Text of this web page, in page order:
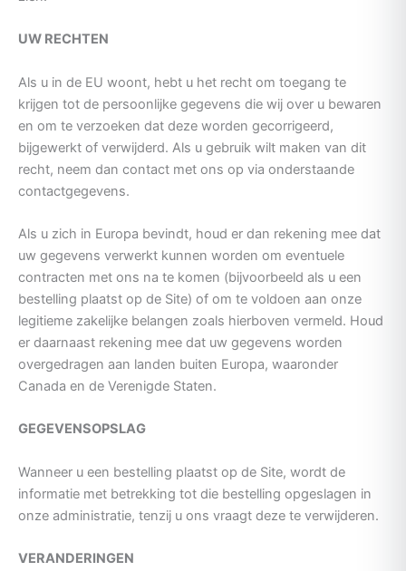
UW RECHTEN
Als u in de EU woont, hebt u het recht om toegang te
krijgen tot de persoonlijke gegevens die wij over u bewaren
en om te verzoeken dat deze worden gecorrigeerd,
bijgewerkt of verwijderd. Als u gebruik wilt maken van dit
recht, neem dan contact met ons op via onderstaande
contactgegevens.
Als u zich in Europa bevindt, houd er dan rekening mee dat
uw gegevens verwerkt kunnen worden om eventuele
contracten met ons na te komen (bijvoorbeeld als u een
bestelling plaatst op de Site) of om te voldoen aan onze
legitieme zakelijke belangen zoals hierboven vermeld. Houd
er daarnaast rekening mee dat uw gegevens worden
overgedragen aan landen buiten Europa, waaronder
Canada en de Verenigde Staten.
GEGEVENSOPSLAG
Wanneer u een bestelling plaatst op de Site, wordt de
informatie met betrekking tot die bestelling opgeslagen in
onze administratie, tenzij u ons vraagt deze te verwijderen.
VERANDERINGEN